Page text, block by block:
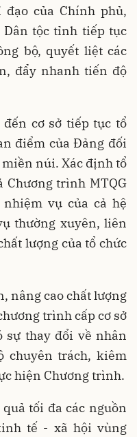
của Chính phủ,
tộc tỉnh tiếp tục
bộ, quyết liệt các
đẩy nhanh tiến độ
cơ sở tiếp tục tổ
điểm của Đảng đối
núi. Xác định tổ
trình MTQG
vụ của cả hệ
thường xuyên, liên
lượng của tổ chức
nâng cao chất lượng
trình cấp cơ sở
sự thay đổi về nhân
chuyên trách, kiêm
hiện Chương trình.
tối đa các nguồn
tế - xã hội vùng